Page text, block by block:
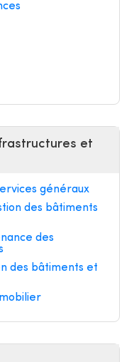
et
généraux
des bâtiments
des
des bâtiments et